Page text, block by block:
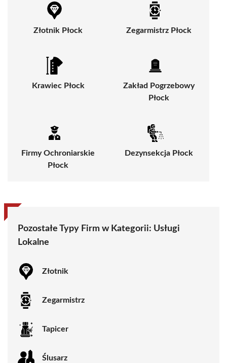
Złotnik Płock Zegarmistrz Płock
Krawiec Płock
Zakład Pogrzebowy
Płock
Firmy Ochroniarskie
Płock
Dezynsekcja Płock
Pozostałe Typy Firm w Kategorii: Usługi
Lokalne
Złotnik
Zegarmistrz
Tapicer
Ślusarz